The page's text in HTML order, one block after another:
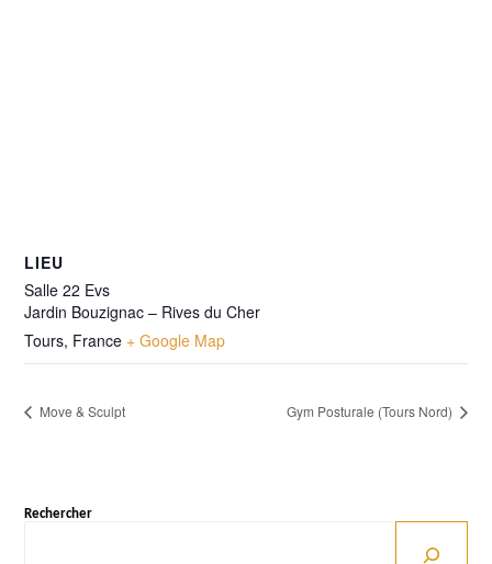
LIEU
Salle 22 Evs
Jardin Bouzignac – Rives du Cher
Tours, France + Google Map
Move & Sculpt Gym Posturale (Tours Nord)
Rechercher